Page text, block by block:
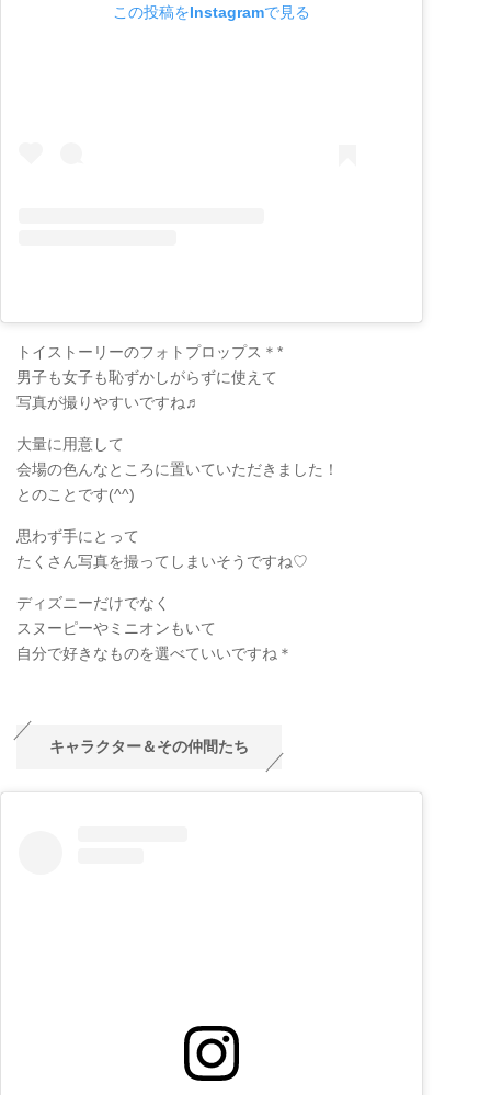
この投稿をInstagramで見る
トイストーリーのフォトプロップス＊*
男子も女子も恥ずかしがらずに使えて
写真が撮りやすいですね♬
大量に用意して
会場の色んなところに置いていただきました！
とのことです(^^)
思わず手にとって
たくさん写真を撮ってしまいそうですね♡
ディズニーだけでなく
スヌーピーやミニオンもいて
自分で好きなものを選べていいですね＊
キャラクター＆その仲間たち